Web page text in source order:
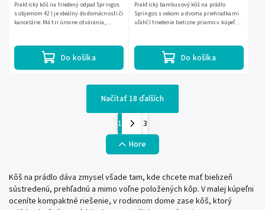
Do košíka
Praktický kôš na triedený odpad Springos
s objemom 42 l je ideálny do domácnosti či
kancelárie. Má tri úrovne otvárania,
Do košíka
Praktický bambusový kôš na prádlo
Springos s vekom a dvoma priehradkami
uľahčí triedenie bielizne priamo v kúpeľni
Načítať 18 ďalších
1
3
Hore
Kôš na prádlo dáva zmysel všade tam, kde chcete mať bielizeň
sústredenú, prehľadnú a mimo voľne položených kôp. V malej kúpeľni
oceníte kompaktné riešenie, v rodinnom dome zase kôš, ktorý